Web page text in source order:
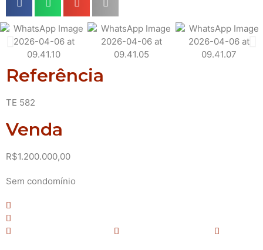
Referência
TE 582
Venda
R$1.200.000,00
Sem condomínio